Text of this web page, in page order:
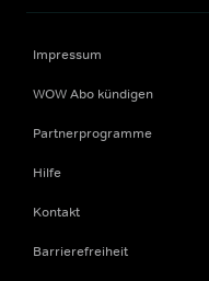
Impressum
WOW Abo kündigen
Partnerprogramme
Hilfe
Kontakt
Barrierefreiheit